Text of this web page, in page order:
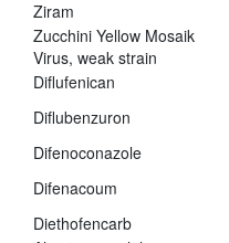
Ziram
Zucchini Yellow Mosaik
Virus, weak strain
Diflufenican
Diflubenzuron
Difenoconazole
Difenacoum
Diethofencarb